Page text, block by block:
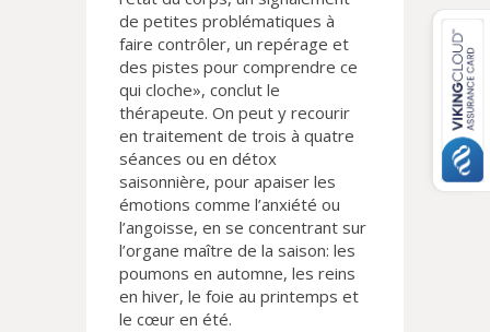
de petites problématiques à
faire contrôler, un repérage et
des pistes pour comprendre ce
qui cloche», conclut le
thérapeute. On peut y recourir
en traitement de trois à quatre
séances ou en détox
saisonnière, pour apaiser les
émotions comme l’anxiété ou
l’angoisse, en se concentrant sur
l’organe maître de la saison: les
poumons en automne, les reins
en hiver, le foie au printemps et
le cœur en été.